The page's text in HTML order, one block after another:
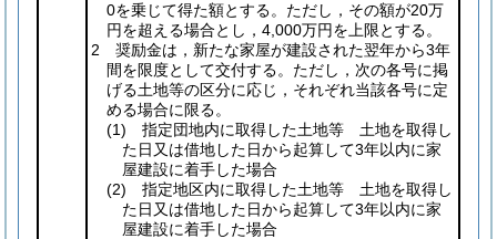
0を乗じて得た額とする。ただし，その額が20万
円を超える場合とし，4,000万円を上限とする。
2 奨励金は，新たな家屋が建設された翌年から3年
間を限度として交付する。ただし，次の各号に掲
げる土地等の区分に応じ，それぞれ当該各号に定
める場合に限る。
(1) 指定団地内に取得した土地等 土地を取得し
た日又は借地した日から起算して3年以内に家
屋建設に着手した場合
(2) 指定地区内に取得した土地等 土地を取得し
た日又は借地した日から起算して3年以内に家
屋建設に着手した場合